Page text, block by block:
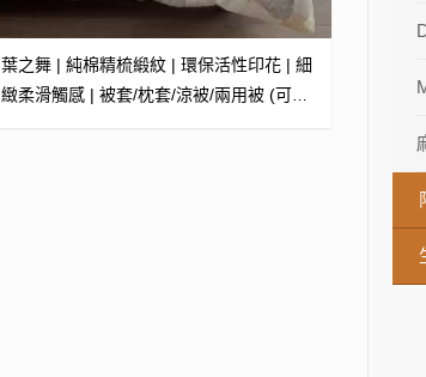
葉之舞 | 純棉精梳緞紋 | 環保活性印花 | 細
緻柔滑觸感 | 被套/枕套/涼被/兩用被 (可訂